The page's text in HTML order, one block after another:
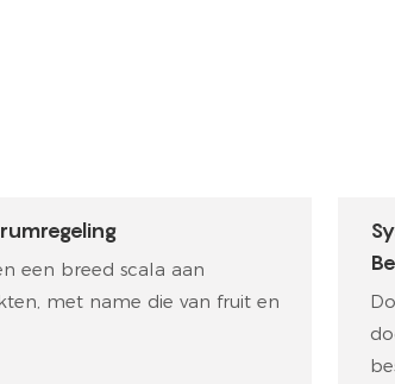
een breed scala aan
met name die van fruit en